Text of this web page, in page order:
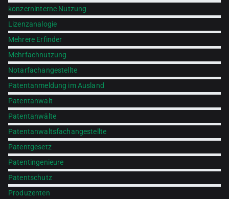
konzerninterne Nutzung
Lizenzanalogie
Mehrere Erfinder
Mehrfachnutzung
Notarfachangestellte
Patentanmeldung im Ausland
Patentanwalt
Patentanwälte
Patentanwaltsfachangestellte
Patentgesetz
Patentingenieure
Patentschutz
Produzenten